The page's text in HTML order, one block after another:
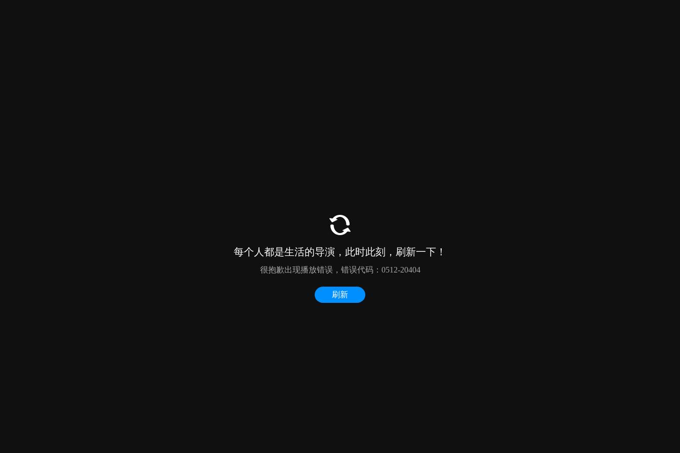
每个人都是生活的导演，此时此刻，刷新一下！
很抱歉出现播放错误，错误代码：0512-20404
刷新